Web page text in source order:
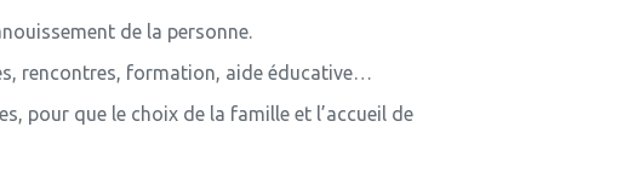
de la personne.
rencontres, formation, aide éducative…
pour que le choix de la famille et l’accueil de